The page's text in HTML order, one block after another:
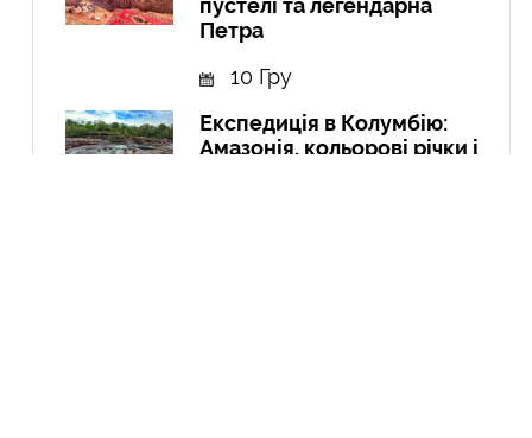
пустелі та легендарна
Петра
10 Гру
Експедиція в Колумбію:
Амазонія, кольорові річки і